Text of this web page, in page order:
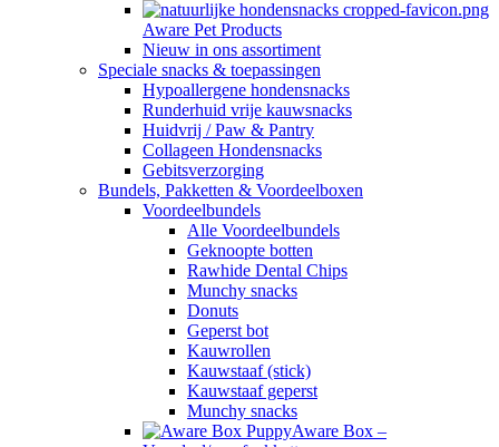
Aware Pet Products
Nieuw in ons assortiment
Speciale snacks & toepassingen
Hypoallergene hondensnacks
Runderhuid vrije kauwsnacks
Huidvrij / Paw & Pantry
Collageen Hondensnacks
Gebitsverzorging
Bundels, Pakketten & Voordeelboxen
Voordeelbundels
Alle Voordeelbundels
Geknoopte botten
Rawhide Dental Chips
Munchy snacks
Donuts
Geperst bot
Kauwrollen
Kauwstaaf (stick)
Kauwstaaf geperst
Munchy snacks
Aware Box –